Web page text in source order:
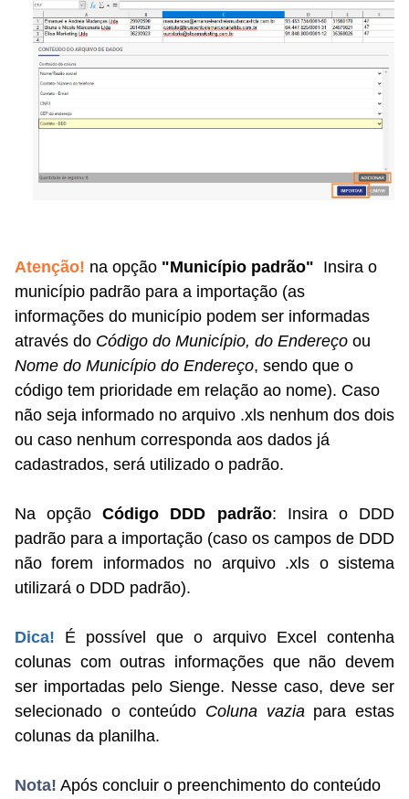
Atenção! na opção "Município padrão" Insira o
município padrão para a importação (as
informações do município podem ser informadas
através do Código do Município, do Endereço ou
Nome do Município do Endereço, sendo que o
código tem prioridade em relação ao nome). Caso
não seja informado no arquivo .xls nenhum dos dois
ou caso nenhum corresponda aos dados já
cadastrados, será utilizado o padrão.
Na opçãoCódigo DDD padrão: Insira o DDD
padrão para a importação (caso os campos de DDD
não forem informados no arquivo .xls o sistema
utilizará o DDD padrão).
Dica!
É possível que o arquivo Excel contenha
colunas com outras informações que não devem
ser importadas pelo Sienge. Nesse caso, deve ser
selecionado o conteúdo Coluna vazia para estas
colunas da planilha.
Nota! Após concluir o preenchimento do conteúdo